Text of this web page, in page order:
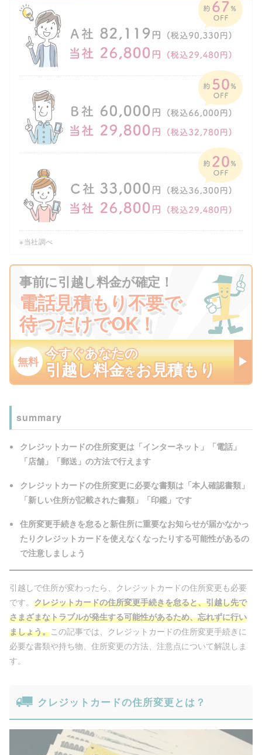
※当社調べ
事前に引越し料金が確定！
電話見積もり不要で
待つだけでOK！
無料 今すぐあなたの
引越し料金をお見積もり
summary
クレジットカードの住所変更は「インターネット」「電話」
「店舗」「郵送」の方法で行えます
クレジットカードの住所変更に必要な書類は「本人確認書類」
「新しい住所が記載された書類」「印鑑」です
住所変更手続きを怠ると新住所に重要なお知らせが届かなかっ
たりクレジットカードを使えなくなったりする可能性があるの
で注意しましょう
引越しで住所が変わったら、クレジットカードの住所変更も必要
です。 クレジットカードの住所変更手続きを怠ると、引越し先で
さまざまなトラブルが発生する可能性があるため、忘れずに行い
ましょう。この記事では、クレジットカードの住所変更手続きに
必要な書類や持ち物、住所変更の方法、注意点について解説しま
す。
クレジットカードの住所変更とは？